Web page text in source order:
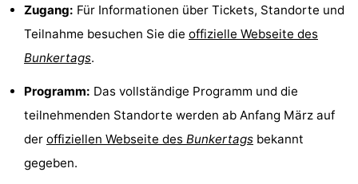
Reiten
-
Golfplatze
Sportangeln
Essen
und
trinken
Veranstaltungen
Ringstechen
Zugang: Für Informationen über Tickets, Standorte und
Teilnahme besuchen Sie die offizielle Webseite des
Bunkertags.
Programm: Das vollständige Programm und die
teilnehmenden Standorte werden ab Anfang März auf
der offiziellen Webseite des Bunkertags bekannt
gegeben.